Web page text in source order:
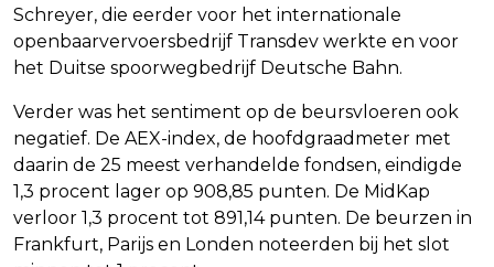
Schreyer, die eerder voor het internationale
openbaarvervoersbedrijf Transdev werkte en voor
het Duitse spoorwegbedrijf Deutsche Bahn.
Verder was het sentiment op de beursvloeren ook
negatief. De AEX-index, de hoofdgraadmeter met
daarin de 25 meest verhandelde fondsen, eindigde
1,3 procent lager op 908,85 punten. De MidKap
verloor 1,3 procent tot 891,14 punten. De beurzen in
Frankfurt, Parijs en Londen noteerden bij het slot